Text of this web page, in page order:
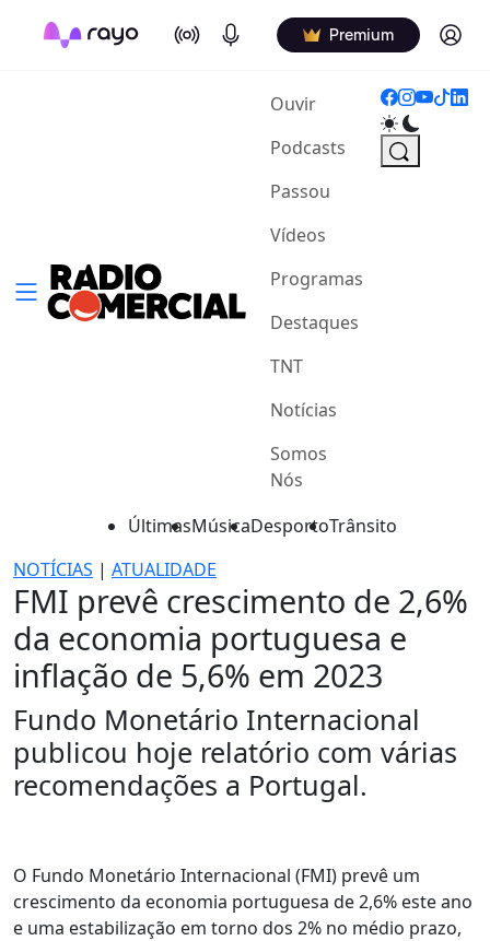
On Air Podcasts Premium Log in
Ouvir(current)
Podcasts
Passou
Vídeos
Programas
Destaques
TNT
Notícias
Somos
Nós
ÚltimasMúsicaDesportoTrânsito
NOTÍCIAS | ATUALIDADE
FMI prevê crescimento de 2,6%
da economia portuguesa e
inflação de 5,6% em 2023
Fundo Monetário Internacional
publicou hoje relatório com várias
recomendações a Portugal.
O Fundo Monetário Internacional (FMI) prevê um
crescimento da economia portuguesa de 2,6% este ano
e uma estabilização em torno dos 2% no médio prazo,